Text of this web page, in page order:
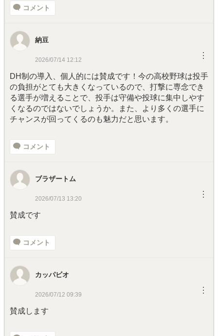
コメント
納豆
2026/07/14 12:12 ︙
DH制の導入、個人的には賛成です！今の高校野球は投手
の負担がとても大きくなっているので、打撃に専念でき
る選手が増えることで、投手は守備や投球に集中しやす
くなるのではないでしょうか。また、より多くの選手に
チャンスが回ってくるのも魅力だと思います。
コメント
ブラザートム
2026/07/13 13:20 ︙
賛成です
コメント
カッパビオ
2026/07/12 09:39 ︙
賛成します